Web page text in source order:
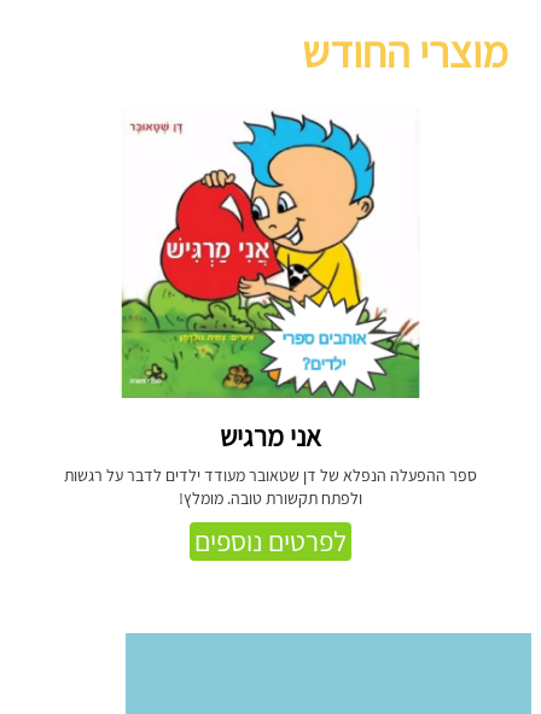
מוצרי החודש
אני מרגיש
ספר ההפעלה הנפלא של דן שטאובר מעודד ילדים לדבר על רגשות
ולפתח תקשורת טובה. מומלץ!
לפרטים נוספים